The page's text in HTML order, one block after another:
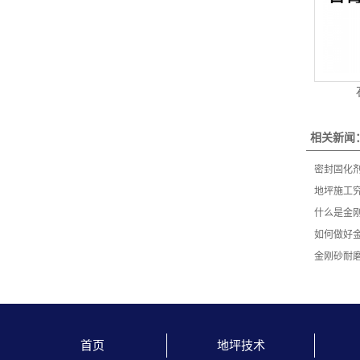
相关新闻
密封固化
地坪施工
什么是金
如何做好
金刚砂耐
首页 地坪技术